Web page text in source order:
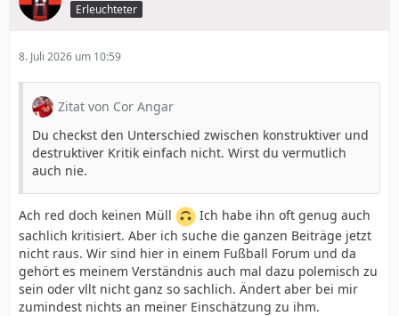
Erleuchteter
8. Juli 2026 um 10:59
Zitat von Cor Angar
Du checkst den Unterschied zwischen konstruktiver und
destruktiver Kritik einfach nicht. Wirst du vermutlich
auch nie.
Ach red doch keinen Müll
Ich habe ihn oft genug auch
sachlich kritisiert. Aber ich suche die ganzen Beiträge jetzt
nicht raus. Wir sind hier in einem Fußball Forum und da
gehört es meinem Verständnis auch mal dazu polemisch zu
sein oder vllt nicht ganz so sachlich. Ändert aber bei mir
zumindest nichts an meiner Einschätzung zu ihm.